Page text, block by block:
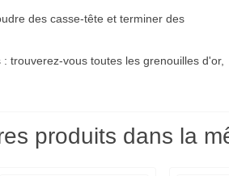
des casse-tête et terminer des
trouverez-vous toutes les grenouilles d'or,
produits dans la